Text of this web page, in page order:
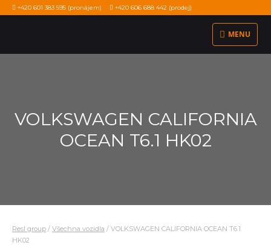
+420 601 383 595 (pronájem) +420 606 688 442 (prodej)
MENU
VOLKSWAGEN CALIFORNIA
OCEAN T6.1 HK02
Resl group / Všechna vozidla / VOLKSWAGEN CALIFORNIA OCEAN T6.1
HK02